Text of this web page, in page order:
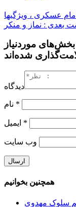
عسکری ، ویژگیها
بعدی : نماز و منکر
موردنیاز
دیدگاه
*
*
وب‌ سایت
همچنین بخوانیم